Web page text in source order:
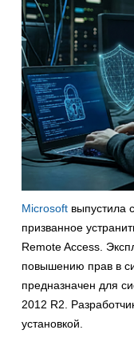
Microsoft выпустила
призванное
Remote Access.
повышению прав в
предназначен для
2012 R2.
установкой.